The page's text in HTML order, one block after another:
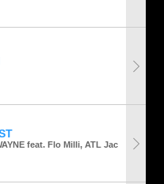
feat. Flo Milli, ATL Jac